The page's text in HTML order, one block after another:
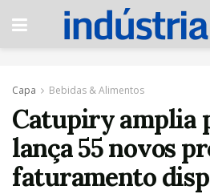
Capa Bebidas & Alimentos
Catupiry amplia
lança 55 novos
faturamento